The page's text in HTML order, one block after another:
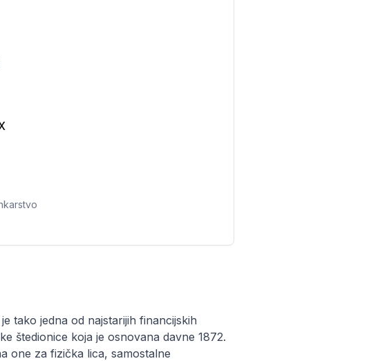
tako jedna od najstarijih financijskih
štedionice koja je osnovana davne 1872.
one za fizička lica, samostalne